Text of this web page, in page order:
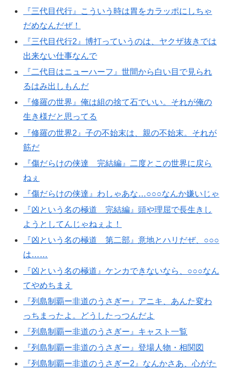
『三代目代行』こういう時は胃をカラッポにしちゃ
だめなんだぜ！
『三代目代行2』博打っていうのは、ヤクザ抜きでは
出来ない仕事なんで
『二代目はニューハーフ』世間から白い目で見られ
るはみ出しもんだ
『修羅の世界』俺は組の捨て石でいい。それが俺の
生き様だと思ってる
『修羅の世界2』子の不始末は、親の不始末。それが
筋だ
『傷だらけの侠達 完結編』二度とこの世界に戻ら
ねぇ
『傷だらけの侠達』わしゃあな…○○○なんか嫌いじゃ
『凶という名の極道 完結編』頭や理屈で長生きし
ようとしてんじゃねぇよ！
『凶という名の極道 第二部』意地とハリだぜ、○○○
は……
『凶という名の極道』ケンカできないなら、○○○なん
てやめちまえ
『列島制覇ー非道のうさぎー』アニキ、あんた変わ
っちまったよ。どうしたっつんだよ
『列島制覇ー非道のうさぎー』キャスト一覧
『列島制覇ー非道のうさぎー』登場人物・相関図
『列島制覇ー非道のうさぎー2』なんかさあ、心がた